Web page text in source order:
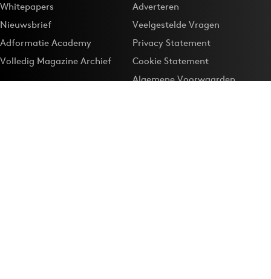
Whitepapers
Nieuwsbrief
Adformatie Academy
Volledig Magazine Archief
Adverteren
Veelgestelde Vragen
Privacy Statement
Cookie Statement
Algemene Voorwaarden